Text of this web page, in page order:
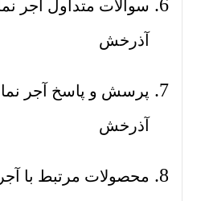
آذرخش
آذرخش
محصولات مرتبط با